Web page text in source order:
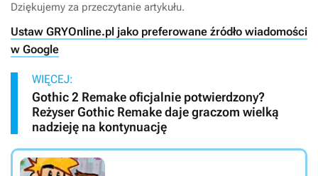
Dziękujemy za przeczytanie artykułu.
Ustaw GRYOnline.pl jako preferowane źródło wiadomości
w Google
WIĘCEJ:
Gothic 2 Remake oficjalnie potwierdzony?
Reżyser Gothic Remake daje graczom wielką
nadzieję na kontynuację